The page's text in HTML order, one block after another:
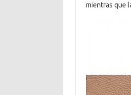
mientras que